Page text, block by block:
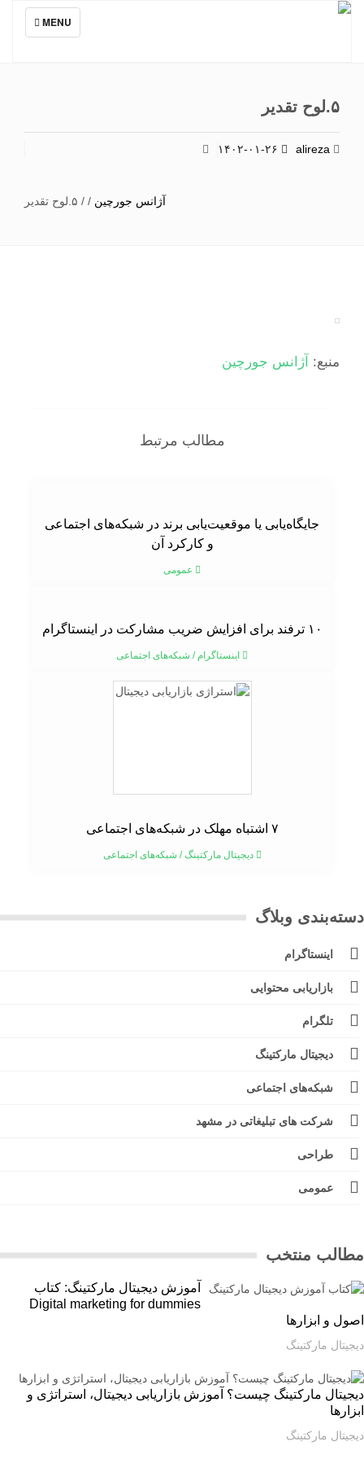
TOGGLE
NAVIGATION
MENU
alireza
آژانس جورچین/
/۵.لوح تقدیر
منبع:آژانس جورچین
مطالب مرتبط
جایگاه‌یابی یا موقعیت‌یابی برند در شبکه‌های اجتماعی
و کارکرد آن
عمومی
۱۰ ترفند برای افزایش ضریب مشارکت در اینستاگرام
اینستاگرام/شبکه‌های اجتماعی
دیجیتال مارکتینگ/شبکه‌های اجتماعی
وبلاگ
اینستاگرام
بازاریابی محتوایی
تلگرام
دیجیتال مارکتینگ
شبکه‌های اجتماعی
شرکت های تبلیغاتی در مشهد
طراحی
عمومی
منتخب
آموزش دیجیتال مارکتینگ: کتاب
Digital marketing for dummies
و ابزارها
مارکتینگ
مارکتینگ چیست؟ آموزش بازاریابی دیجیتال، استراتژی و
مارکتینگ